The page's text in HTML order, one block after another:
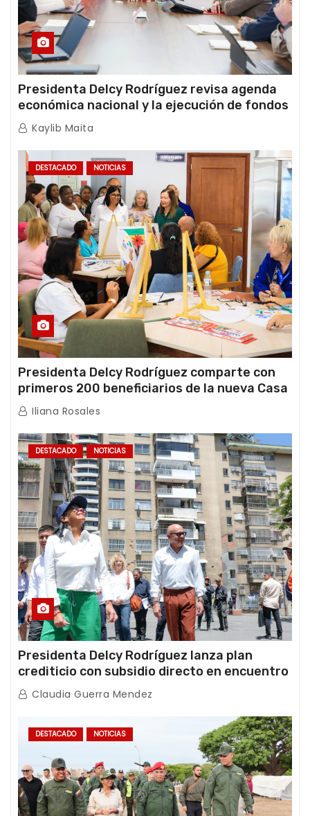
Presidenta Delcy Rodríguez revisa agenda
económica nacional y la ejecución de fondos
de emergencia post-sismos
Kaylib Maita
DESTACADO NOTICIAS
Presidenta Delcy Rodríguez comparte con
primeros 200 beneficiarios de la nueva Casa
de los Abuelos “La Primavera” en Caracas
Iliana Rosales
DESTACADO NOTICIAS
Presidenta Delcy Rodríguez lanza plan
crediticio con subsidio directo en encuentro
con Juntas de Condominio
Claudia Guerra Mendez
DESTACADO NOTICIAS